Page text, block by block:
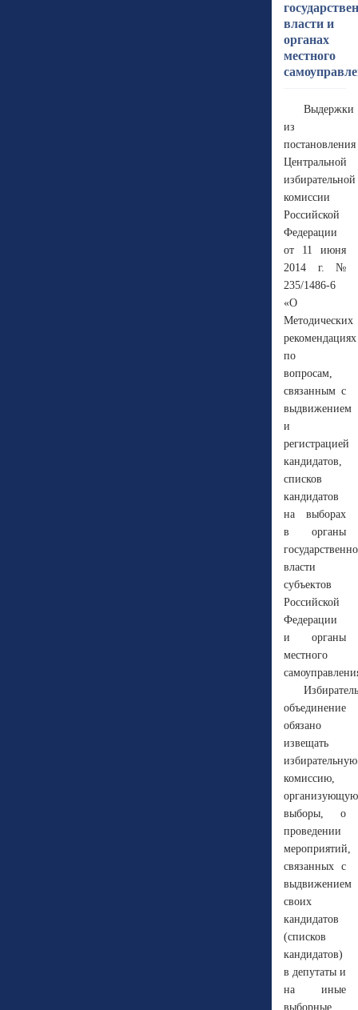
власти и
органах
местного
Выдержки
из
постановления
Центральной
избирательной
комиссии
Российской
Федерации
от 11 июня
2014 г. №
235/1486-6
«О
Методических
рекомендациях
по
вопросам,
связанным с
выдвижением
и
регистрацией
кандидатов,
списков
кандидатов
на выборах
в органы
власти
субъектов
Российской
Федерации
и органы
местного
объединение
обязано
извещать
избирательную
комиссию,
организующую
выборы, о
проведении
мероприятий,
связанных с
выдвижением
своих
кандидатов
(списков
кандидатов)
в депутаты и
на иные
выборные